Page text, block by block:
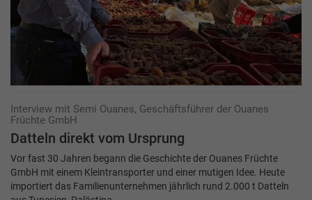
Interview mit Semi Ouanes, Geschäftsführer der Ouanes
Früchte GmbH
Datteln direkt vom Ursprung
Vor fast 30 Jahren begann die Geschichte der Ouanes Früchte
GmbH mit einem Kleintransporter und einer mutigen Idee. Heute
importiert das Familienunternehmen jährlich rund 2.000 t Datteln